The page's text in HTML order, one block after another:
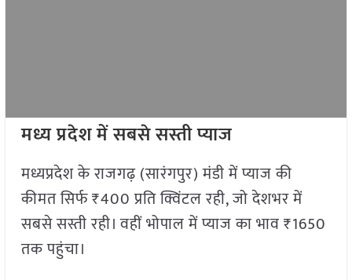
मध्य प्रदेश में सबसे सस्ती प्याज
मध्यप्रदेश के राजगढ़ (सारंगपुर) मंडी में प्याज की
कीमत सिर्फ ₹400 प्रति क्विंटल रही, जो देशभर में
सबसे सस्ती रही। वहीं भोपाल में प्याज का भाव ₹1650
तक पहुंचा।